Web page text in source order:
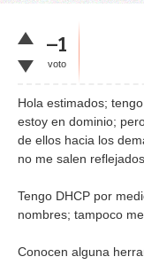
–1
voto
Hola estimados;
estoy en dominio;
de ellos hacia los
no me salen reflejados.
Tengo DHCP por
nombres; tampoco
Conocen alguna